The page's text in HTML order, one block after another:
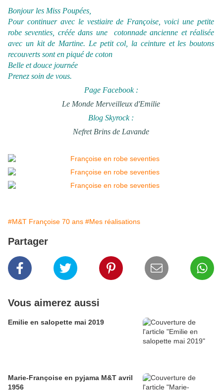
Bonjour les Miss Poupées,
Pour continuer avec le vestiaire de Françoise, voici une petite
robe seventies, créée dans une cotonnade ancienne et réalisée
avec un kit de Martine. Le petit col, la ceinture et les boutons
recouverts sont en piqué de coton
Belle et douce journée
Prenez soin de vous.
Page Facebook :
Le Monde Merveilleux d'Emilie
Blog Skyrock :
Nefret Brins de Lavande
#M&T Françoise 70 ans #Mes réalisations
Partager
Vous aimerez aussi
Emilie en salopette mai 2019
Marie-Françoise en pyjama M&T avril
1956